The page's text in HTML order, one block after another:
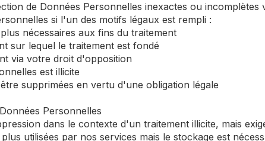
de Données Personnelles inexactes ou incomplètes
si l'un des motifs légaux est rempli :
nécessaires aux fins du traitement
sur lequel le traitement est fondé
via votre droit d'opposition
est illicite
supprimées en vertu d'une obligation légale
Personnelles
dans le contexte d'un traitement illicite, mais
utilisées par nos services mais le stockage est